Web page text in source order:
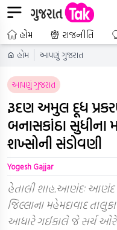
હોમ રાજનીતિ
હોમ આપણું ગુજરાત
આપણું ગુજરાત
રૂદણ અમુલ દૂધ
બનાસકાંઠા
શખ્સોની સંડોવણી
Yogesh Gajjar
હેતાલી શાહ.આણંદઃ આણંદ
જિલ્લાના મહેમદાવાદ
આધારે ગઈકાલે જે સર્ચ